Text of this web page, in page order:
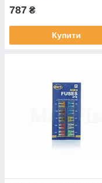
787 ₴
Купити